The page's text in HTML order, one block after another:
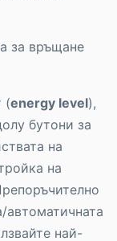
за връщане
(energy level),
бутони за
на
на
автоматичната
най-